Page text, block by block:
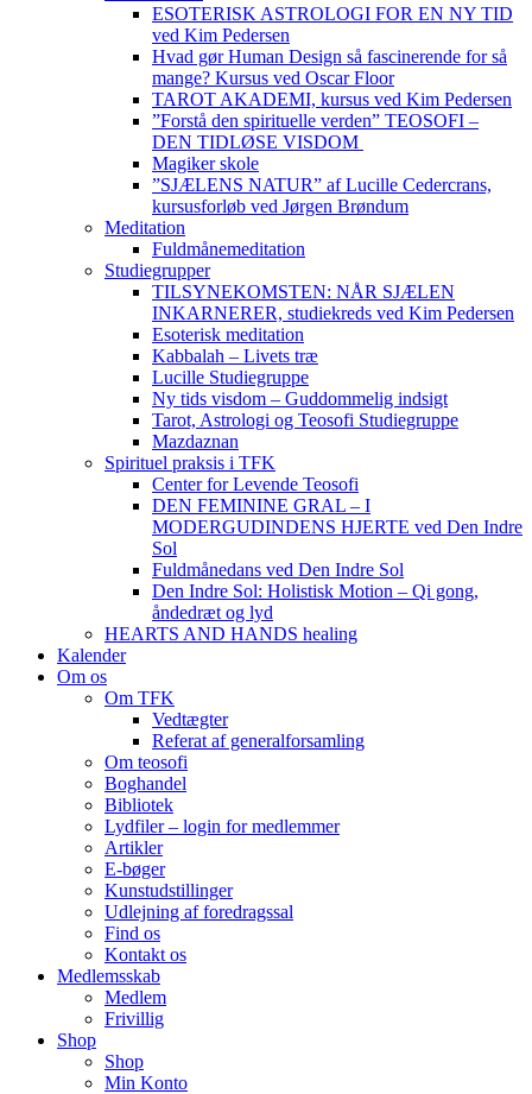
ESOTERISK ASTROLOGI FOR EN NY TID
ved Kim Pedersen
Hvad gør Human Design så fascinerende for så
mange? Kursus ved Oscar Floor
TAROT AKADEMI, kursus ved Kim Pedersen
”Forstå den spirituelle verden” TEOSOFI –
DEN TIDLØSE VISDOM
Magiker skole
”SJÆLENS NATUR” af Lucille Cedercrans,
kursusforløb ved Jørgen Brøndum
Meditation
Fuldmånemeditation
Studiegrupper
TILSYNEKOMSTEN: NÅR SJÆLEN
INKARNERER, studiekreds ved Kim Pedersen
Esoterisk meditation
Kabbalah – Livets træ
Lucille Studiegruppe
Ny tids visdom – Guddommelig indsigt
Tarot, Astrologi og Teosofi Studiegruppe
Mazdaznan
Spirituel praksis i TFK
Center for Levende Teosofi
DEN FEMININE GRAL – I
MODERGUDINDENS HJERTE ved Den Indre
Sol
Fuldmånedans ved Den Indre Sol
Den Indre Sol: Holistisk Motion – Qi gong,
åndedræt og lyd
HEARTS AND HANDS healing
Kalender
Om os
Om TFK
Vedtægter
Referat af generalforsamling
Om teosofi
Boghandel
Bibliotek
Lydfiler – login for medlemmer
Artikler
E-bøger
Kunstudstillinger
Udlejning af foredragssal
Find os
Kontakt os
Medlemsskab
Medlem
Frivillig
Shop
Shop
Min Konto